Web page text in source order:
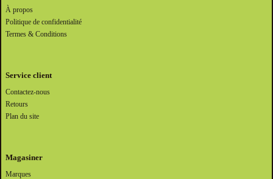
À propos
Politique de confidentialité
Termes & Conditions
Service client
Contactez-nous
Retours
Plan du site
Magasiner
Marques